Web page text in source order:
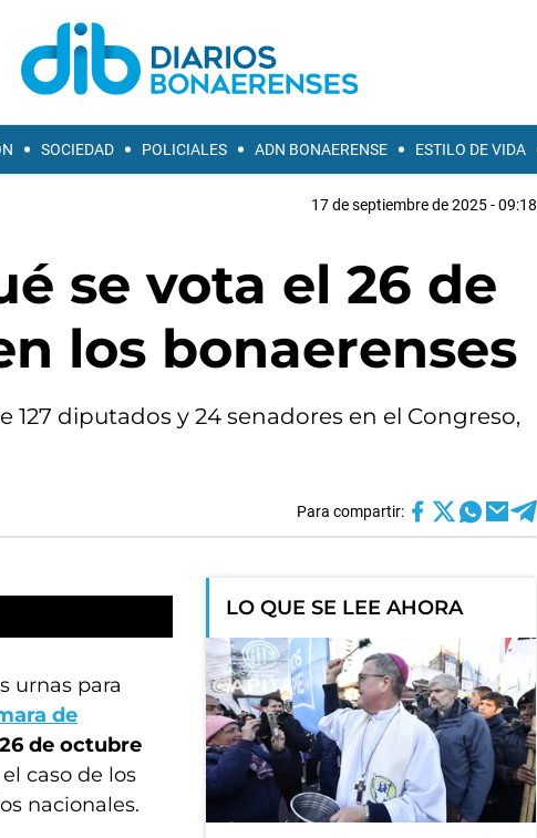
SOCIEDAD POLICIALES ADN BONAERENSE ESTILO DE VIDA
17 de septiembre de 2025 - 09:18
se vota el 26 de
los bonaerenses
127 diputados y 24 senadores en el Congreso,
Para compartir:
urnas para
de
26 de octubre
caso de los
nacionales.
LO QUE SE LEE AHORA